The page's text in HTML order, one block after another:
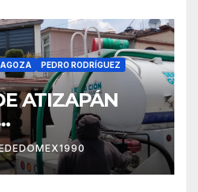
POR LLUVIAS
PEDRO RODRÍGUEZ
ATIZAPÁN
DE AGUA
157 MIL